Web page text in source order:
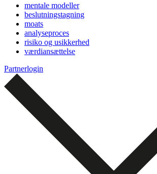
mentale modeller
beslutningstagning
moats
analyseproces
risiko og usikkerhed
værdiansættelse
Partnerlogin